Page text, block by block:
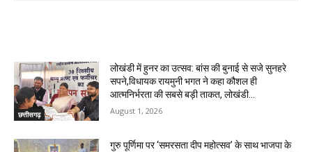
छत्तीसगढ़
लोखंडी में हुनर का उत्सव: बांस की बुनाई से सजे सुनहरे
सपने,विधायक रायमुनी भगत ने कहा कौशल ही
आत्मनिर्भरता की सबसे बड़ी ताकत, लोखंडी...
August 1, 2026
गुरु पूर्णिमा पर ‘समरसता दीप महोत्सव’ के साथ भाजपा के